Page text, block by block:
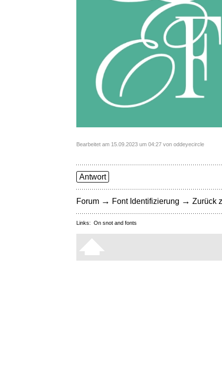
Bearbeitet am 15.09.2023 um 04:27 von oddeyecircle
Antwort
Forum → Font Identifizierung → Zurück
Links: On snot and fonts